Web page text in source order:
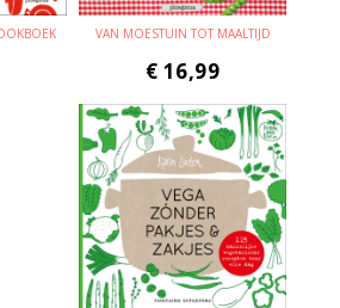
VAN MOESTUIN TOT MAALTIJD
€ 16,99